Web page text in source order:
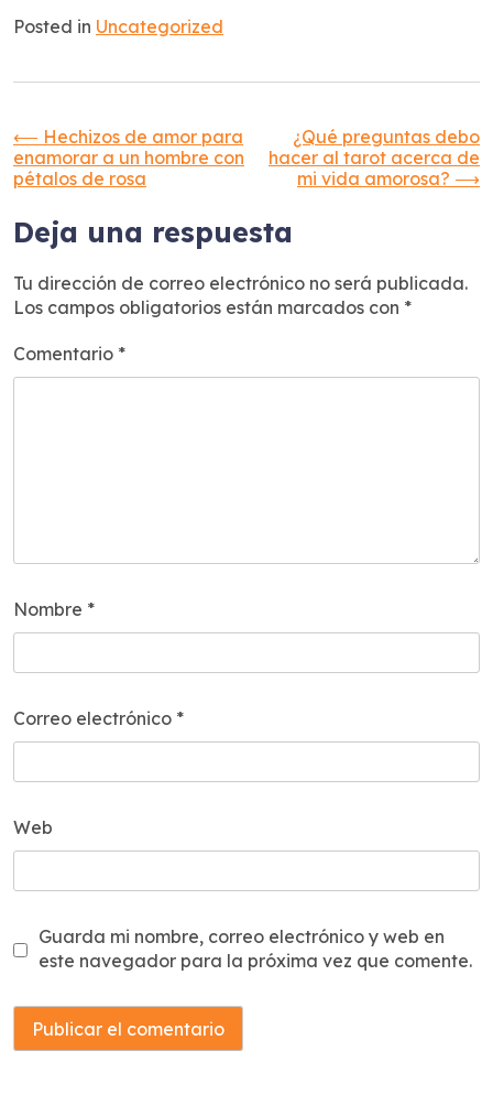
Posted in Uncategorized
Navegación
de
entradas
⟵ Hechizos de amor para
enamorar a un hombre con
pétalos de rosa
¿Qué preguntas debo
hacer al tarot acerca de
mi vida amorosa? ⟶
Deja una respuesta
Tu dirección de correo electrónico no será publicada.
Los campos obligatorios están marcados con *
Comentario *
Nombre *
Correo electrónico *
Web
Guarda mi nombre, correo electrónico y web en
este navegador para la próxima vez que comente.